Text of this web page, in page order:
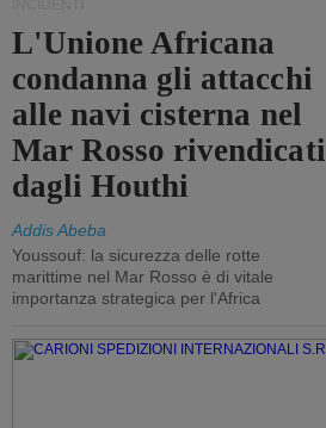
L'Unione Africana
condanna gli attacchi
alle navi cisterna nel
Mar Rosso rivendicati
dagli Houthi
Addis Abeba
Youssouf: la sicurezza delle rotte
marittime nel Mar Rosso è di vitale
importanza strategica per l'Africa